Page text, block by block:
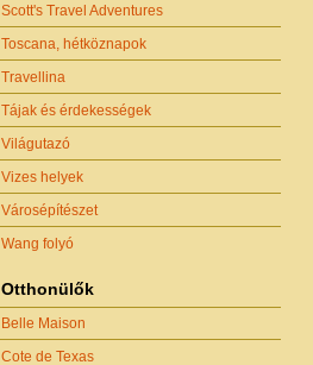
Scott's Travel Adventures
Toscana, hétköznapok
Travellina
Tájak és érdekességek
Világutazó
Vizes helyek
Városépítészet
Wang folyó
Otthonülők
Belle Maison
Cote de Texas